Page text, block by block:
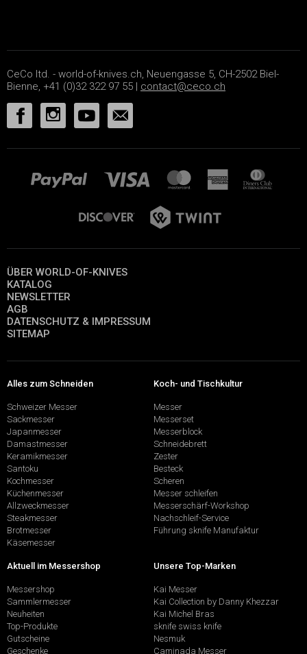
CeCo ltd. - world-of-knives.ch, Neuengasse 5, CH-2502 Biel-
Bienne, +41 (0)32 322 97 55 | contact@ceco.ch
ÜBER WORLD-OF-KNIVES
KATALOG
NEWSLETTER
AGB
DATENSCHUTZ & IMPRESSUM
SITEMAP
Alles zum Schneiden
Schweizer Messer
Sackmesser
Japanmesser
Damastmesser
Keramikmesser
Santoku
Kochmesser
Küchenmesser
Allzweckmesser
Steakmesser
Brotmesser
Käsemesser
Koch- und Tischkultur
Messer
Messerset
Messerblock
Schneidebrett
Zester
Besteck
Scheren
Messer schleifen
Messerschärf-Workshop
Nachschleif-Service
Führung sknife Manufaktur
Aktuell im Messershop
Messershop
Sammlermesser
Neuheiten
Top-Produkte
Gutscheine
Geschenke
Unsere Top-Marken
Kai Messer
Kai Collection by Danny Khezzar
Kai Michel Bras
sknife swiss knife
Nesmuk
Caminada Messer